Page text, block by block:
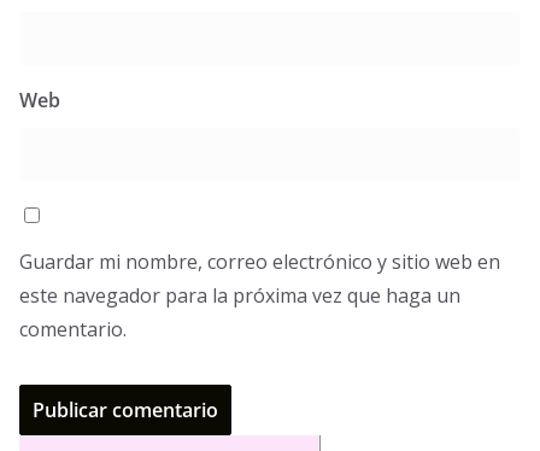
Web
Guardar mi nombre, correo electrónico y sitio web en
este navegador para la próxima vez que haga un
comentario.